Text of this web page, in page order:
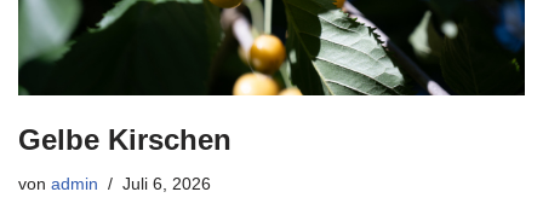
Gelbe Kirschen
von admin Juli 6, 2026